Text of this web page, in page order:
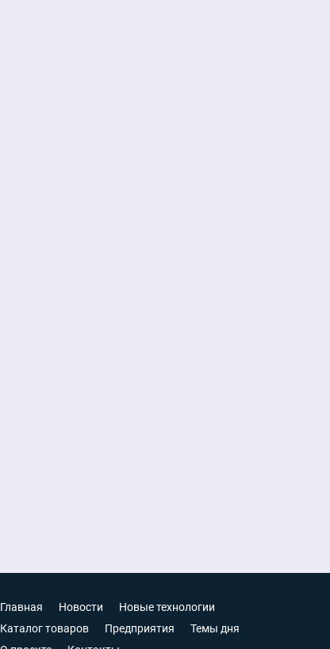
Главная Новости
Новые технологии
Каталог товаров
Предприятия
Темы дня